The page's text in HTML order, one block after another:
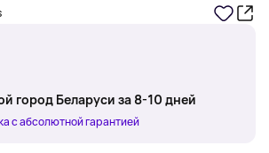
город Беларуси за 8-10 дней
с абсолютной гарантией